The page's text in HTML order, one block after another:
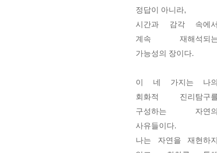
정답이 아니라,
시간과 감각 속에
계속 재해석되
가능성의 장이다.
이 네 가지는 나
회화적 진리탐구
구성하는 자연
사유들이다.
나는 자연을 재현하